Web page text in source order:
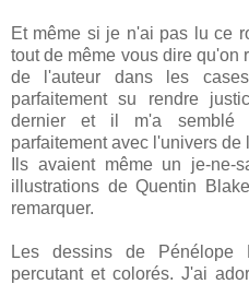
Et même si je n'ai pas lu ce
tout de même vous dire qu'on
de l'auteur dans les
parfaitement su rendre
dernier et il m'a semblé
parfaitement avec l'univers de
Ils avaient même un je-
illustrations de Quentin
remarquer.
Les dessins de Pénélope
percutant et colorés. J'ai